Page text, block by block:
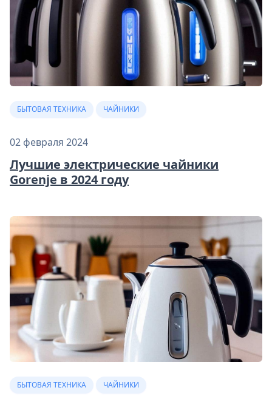
БЫТОВАЯ ТЕХНИКА ЧАЙНИКИ
02 февраля 2024
Лучшие электрические чайники
Gorenje в 2024 году
БЫТОВАЯ ТЕХНИКА ЧАЙНИКИ